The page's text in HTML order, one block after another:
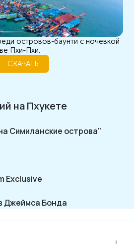
островов-баунти с ночевкой
Пхи-Пхи.
СКАЧАТЬ
на Пхукете
Симиланские острова"
Exclusive
Джеймса Бонда